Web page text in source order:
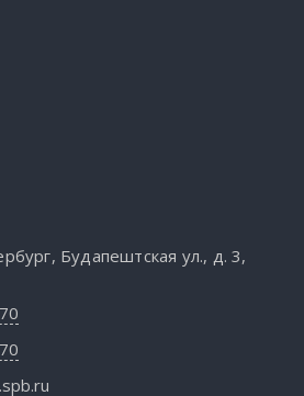
Будапештская ул., д. 3,